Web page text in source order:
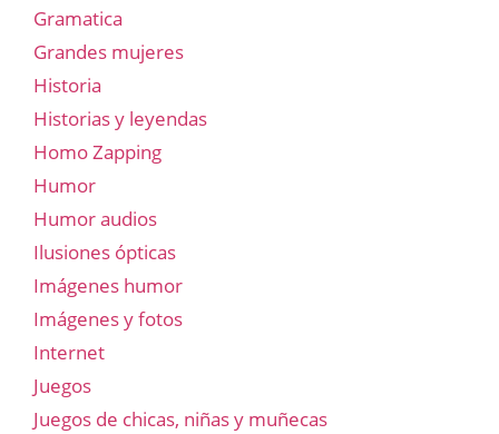
Gramatica
Grandes mujeres
Historia
Historias y leyendas
Homo Zapping
Humor
Humor audios
Ilusiones ópticas
Imágenes humor
Imágenes y fotos
Internet
Juegos
Juegos de chicas, niñas y muñecas